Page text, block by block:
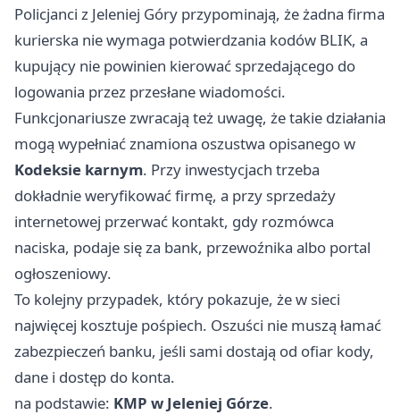
Policjanci z Jeleniej Góry przypominają, że żadna firma
kurierska nie wymaga potwierdzania kodów BLIK, a
kupujący nie powinien kierować sprzedającego do
logowania przez przesłane wiadomości.
Funkcjonariusze zwracają też uwagę, że takie działania
mogą wypełniać znamiona oszustwa opisanego w
Kodeksie karnym. Przy inwestycjach trzeba
dokładnie weryfikować firmę, a przy sprzedaży
internetowej przerwać kontakt, gdy rozmówca
naciska, podaje się za bank, przewoźnika albo portal
ogłoszeniowy.
To kolejny przypadek, który pokazuje, że w sieci
najwięcej kosztuje pośpiech. Oszuści nie muszą łamać
zabezpieczeń banku, jeśli sami dostają od ofiar kody,
dane i dostęp do konta.
na podstawie: KMP w Jeleniej Górze.